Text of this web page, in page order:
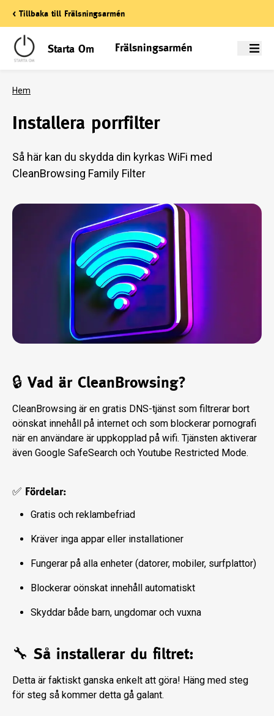
< Tillbaka till Frälsningsarmén
Starta Om Frälsningsarmén Meny
Hem
Installera porrfilter
Så här kan du skydda din kyrkas WiFi med
CleanBrowsing Family Filter
🔒 Vad är CleanBrowsing?
CleanBrowsing är en gratis DNS-tjänst som filtrerar bort
oönskat innehåll på internet och som blockerar pornografi
när en användare är uppkopplad på wifi. Tjänsten aktiverar
även Google SafeSearch och Youtube Restricted Mode.
✅ Fördelar:
Gratis och reklambefriad
Kräver inga appar eller installationer
Fungerar på alla enheter (datorer, mobiler, surfplattor)
Blockerar oönskat innehåll automatiskt
Skyddar både barn, ungdomar och vuxna
🔧 Så installerar du filtret:
Detta är faktiskt ganska enkelt att göra! Häng med steg
för steg så kommer detta gå galant.